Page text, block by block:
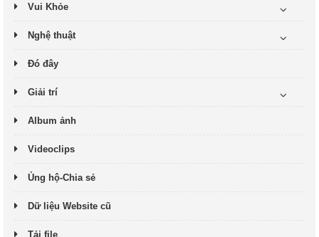
Vui Khỏe
Nghệ thuật
Đó đây
Giải trí
Album ảnh
Videoclips
Ủng hộ-Chia sẻ
Dữ liệu Website cũ
Tải file